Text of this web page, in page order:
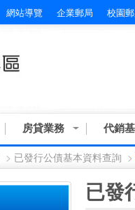
網站導覽 企業郵局 校園
房貸業務 代銷
> 已發行公債基本資料查詢 >
已發